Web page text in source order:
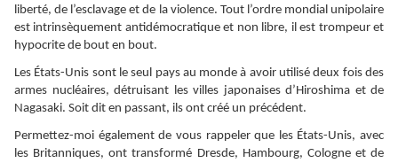
liberté, de l’esclavage et de la violence. Tout l’ordre mondial unipolaire
est intrinsèquement antidémocratique et non libre, il est trompeur et
hypocrite de bout en bout.
Les États-Unis sont le seul pays au monde à avoir utilisé deux fois des
armes nucléaires, détruisant les villes japonaises d’Hiroshima et de
Nagasaki. Soit dit en passant, ils ont créé un précédent.
Permettez-moi également de vous rappeler que les États-Unis, avec
les Britanniques, ont transformé Dresde, Hambourg, Cologne et de